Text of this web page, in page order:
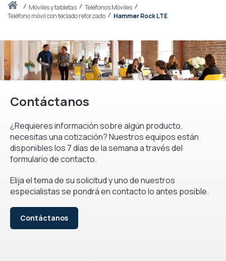
Inicio móviles y tabletas
Teléfonos Móviles
Teléfono móvil con teclado reforzado
Hammer Rock LTE
Contáctanos
¿Requieres información sobre algún producto,
necesitas una cotización? Nuestros equipos están
disponibles los 7 días de la semana a través del
formulario de contacto.
Elija el tema de su solicitud y uno de nuestros
especialistas se pondrá en contacto lo antes posible.
Contáctanos